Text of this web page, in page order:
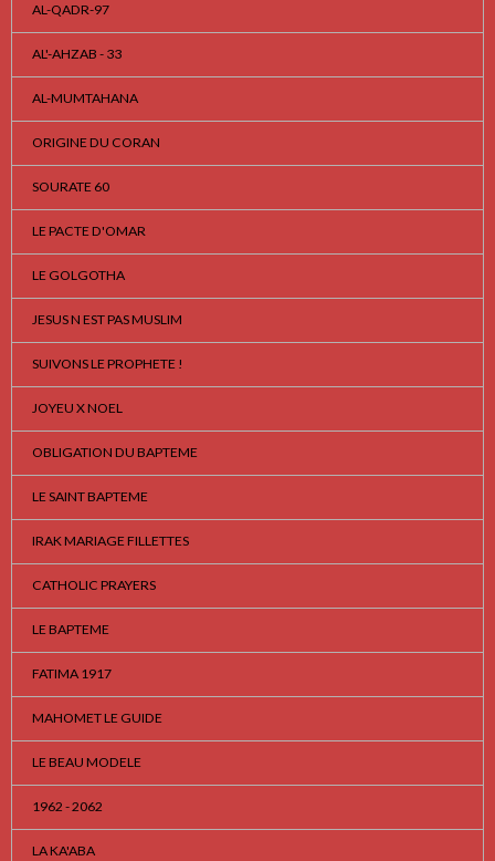
AL-QADR-97
AL'-AHZAB - 33
AL-MUMTAHANA
ORIGINE DU CORAN
SOURATE 60
LE PACTE D'OMAR
LE GOLGOTHA
JESUS N EST PAS MUSLIM
SUIVONS LE PROPHETE !
JOYEU X NOEL
OBLIGATION DU BAPTEME
LE SAINT BAPTEME
IRAK MARIAGE FILLETTES
CATHOLIC PRAYERS
LE BAPTEME
FATIMA 1917
MAHOMET LE GUIDE
LE BEAU MODELE
1962 - 2062
LA KA'ABA